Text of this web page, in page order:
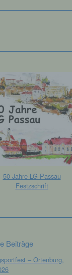
50 Jahre LG Passau
Festzschrift
Beiträge
– Ortenburg,